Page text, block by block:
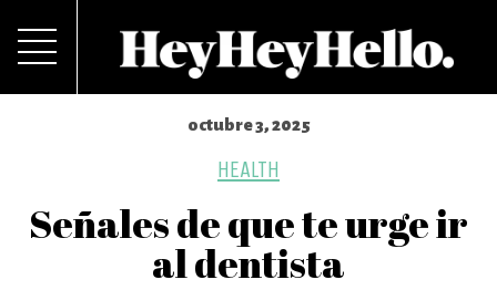
octubre 3, 2025
HEALTH
Señales de que te urge ir
al dentista